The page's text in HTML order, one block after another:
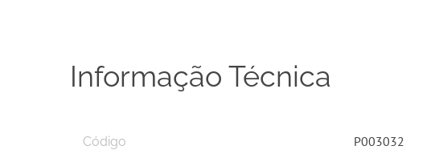
Informação Técnica
Código P003032